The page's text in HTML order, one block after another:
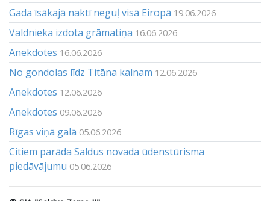
Gada īsākajā naktī neguļ visā Eiropā 19.06.2026
Valdnieka izdota grāmatiņa 16.06.2026
Anekdotes 16.06.2026
No gondolas līdz Titāna kalnam 12.06.2026
Anekdotes 12.06.2026
Anekdotes 09.06.2026
Rīgas viņā galā 05.06.2026
Citiem parāda Saldus novada ūdenstūrisma
piedāvājumu 05.06.2026